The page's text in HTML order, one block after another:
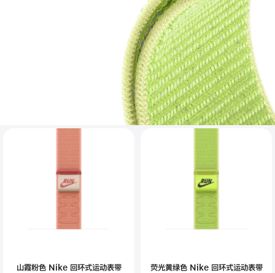
山霞粉色 Nike 回环式运动表带 荧光黄绿色 Nike 回环式运动表带